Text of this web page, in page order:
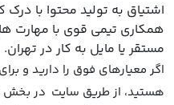
اشتیاق به تولید محتوا با
همکاری تیمی قوی با مهارت
مستقر یا مایل به کار در تهران.
اگر معیارهای فوق را دارید و
هستید، از طریق سایت در بخش